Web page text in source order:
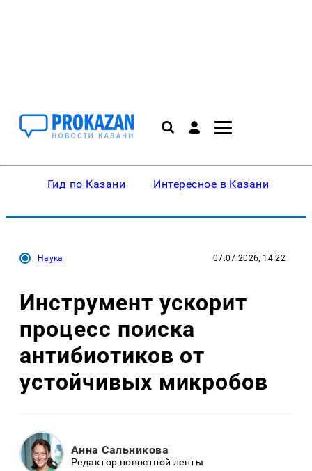
Гид по Казани Интересное в Казани
Наука 07.07.2026, 14:22
Инструмент ускорит
процесс поиска
антибиотиков от
устойчивых микробов
Анна Сальникова
Редактор новостной ленты